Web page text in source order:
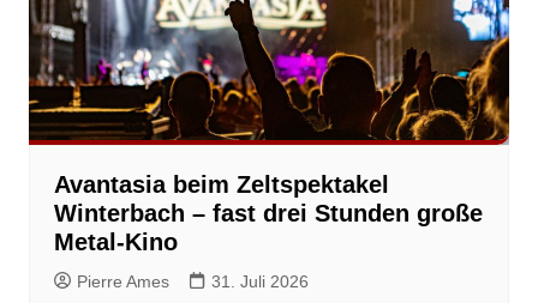
Avantasia beim Zeltspektakel
Winterbach – fast drei Stunden große
Metal-Kino
Pierre Ames 31. Juli 2026